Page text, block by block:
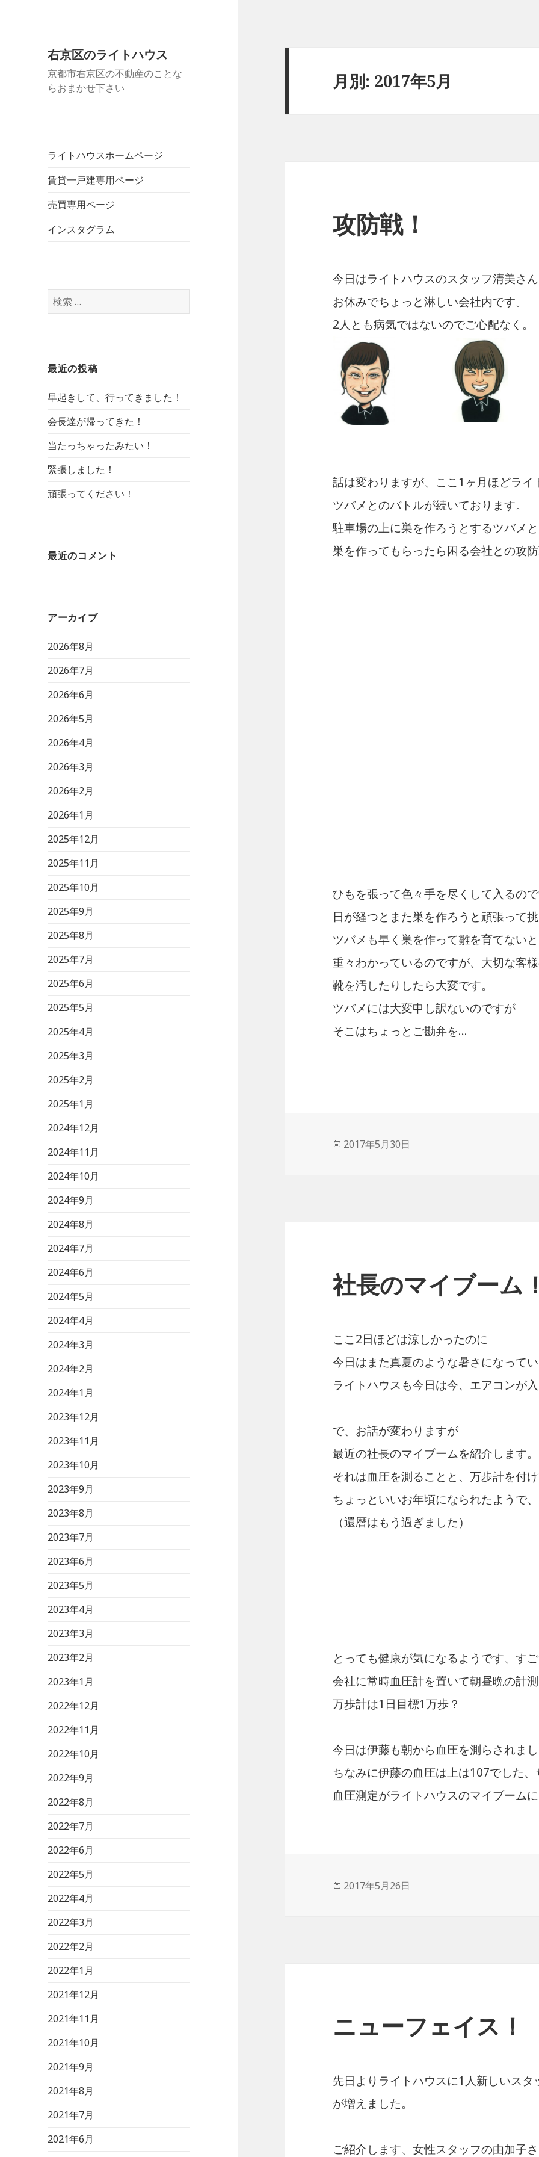
右京区のライトハウス
京都市右京区の不動産のことな
らおまかせ下さい
ライトハウスホームページ
賃貸一戸建専用ページ
売買専用ページ
インスタグラム
検
索
最近の投稿
早起きして、行ってきました！
会長達が帰ってきた！
当たっちゃったみたい！
緊張しました！
頑張ってください！
最近のコメント
アーカイブ
2026年8月
2026年7月
2026年6月
2026年5月
2026年4月
2026年3月
2026年2月
2026年1月
2025年12月
2025年11月
2025年10月
2025年9月
2025年8月
2025年7月
2025年6月
2025年5月
2025年4月
2025年3月
2025年2月
2025年1月
2024年12月
2024年11月
2024年10月
2024年9月
2024年8月
2024年7月
2024年6月
2024年5月
2024年4月
2024年3月
2024年2月
2024年1月
2023年12月
2023年11月
2023年10月
2023年9月
2023年8月
2023年7月
2023年6月
2023年5月
2023年4月
2023年3月
2023年2月
2023年1月
2022年12月
2022年11月
2022年10月
2022年9月
2022年8月
2022年7月
2022年6月
2022年5月
2022年4月
2022年3月
2022年2月
2022年1月
2021年12月
2021年11月
2021年10月
2021年9月
2021年8月
2021年7月
2021年6月
月別: 2017年5月
攻防戦！
今日はライトハウスのスタッフ清美さ
お休みでちょっと淋しい会社内です。
2人とも病気ではないのでご心配なく。
話は変わりますが、ここ1ヶ月ほどライ
ツバメとのバトルが続いております。
駐車場の上に巣を作ろうとするツバメと
巣を作ってもらったら困る会社との攻
ひもを張って色々手を尽くして入るの
日が経つとまた巣を作ろうと頑張って
ツバメも早く巣を作って雛を育てない
重々わかっているのですが、大切な客
靴を汚したりしたら大変です。
ツバメには大変申し訳ないのですが
そこはちょっとご勘弁を…
投
2017年5月30日
社長のマイブーム
ここ2日ほどは涼しかったのに
今日はまた真夏のような暑さになって
ライトハウスも今日は今、エアコンが
で、お話が変わりますが
最近の社長のマイブームを紹介します。
それは血圧を測ることと、万歩計を付
ちょっといいお年頃になられたようで、
（還暦はもう過ぎました）
とっても健康が気になるようです、す
会社に常時血圧計を置いて朝昼晩の計
万歩計は1日目標1万歩？
今日は伊藤も朝から血圧を測らされま
ちなみに伊藤の血圧は上は107でした
血圧測定がライトハウスのマイブーム
投
2017年5月26日
ニューフェイス！
先日よりライトハウスに1人新しいスタ
が増えました。
ご紹介します、女性スタッフの由加子